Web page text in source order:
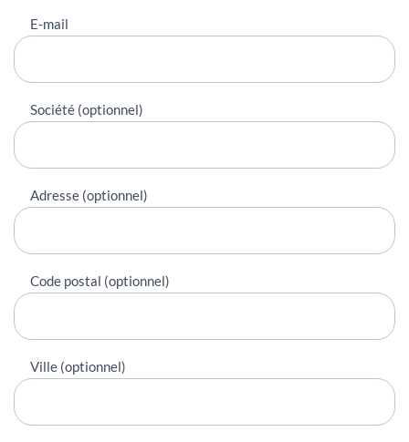
E-mail
Société (optionnel)
Adresse (optionnel)
Code postal (optionnel)
Ville (optionnel)